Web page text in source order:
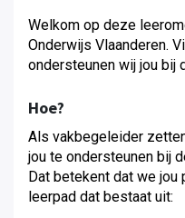
Welkom op deze
Onderwijs Vlaanderen.
ondersteunen wij jou bij
Hoe?
Als vakbegeleider
jou te ondersteunen bij
Dat betekent dat we
leerpad dat bestaat uit: